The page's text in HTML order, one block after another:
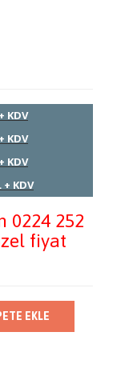
KDV
KDV
KDV
KDV
0224 252
fiyat
EKLE